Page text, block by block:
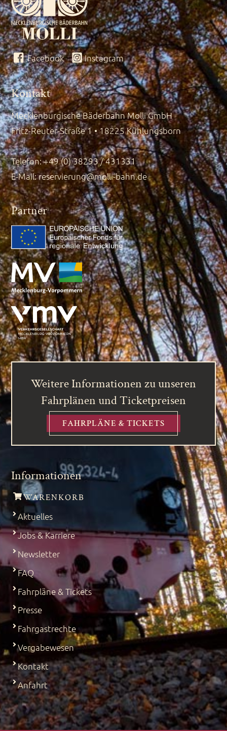
Facebook Instagram
Kontakt
Mecklenburgische Bäderbahn Molli GmbH
Fritz-Reuter-Straße 1 • 18225 Kühlungsborn
Telefon: +49 (0) 38293 / 431331
E-Mail:reservierung@molli-bahn.de
Partner
Weitere Informationen zu unseren
Fahrplänen und Ticketpreisen
FAHRPLÄNE & TICKETS
Informationen
WARENKORB
Aktuelles
Jobs & Karriere
Newsletter
FAQ
Fahrpläne & Tickets
Presse
Fahrgastrechte
Vergabewesen
Kontakt
Anfahrt